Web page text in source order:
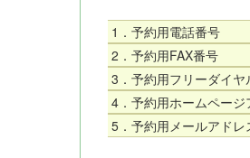
1．予約用電話番号
2．予約用FAX番号
3．予約用フリーダイヤ
4．予約用ホームページ
5．予約用メールアドレ